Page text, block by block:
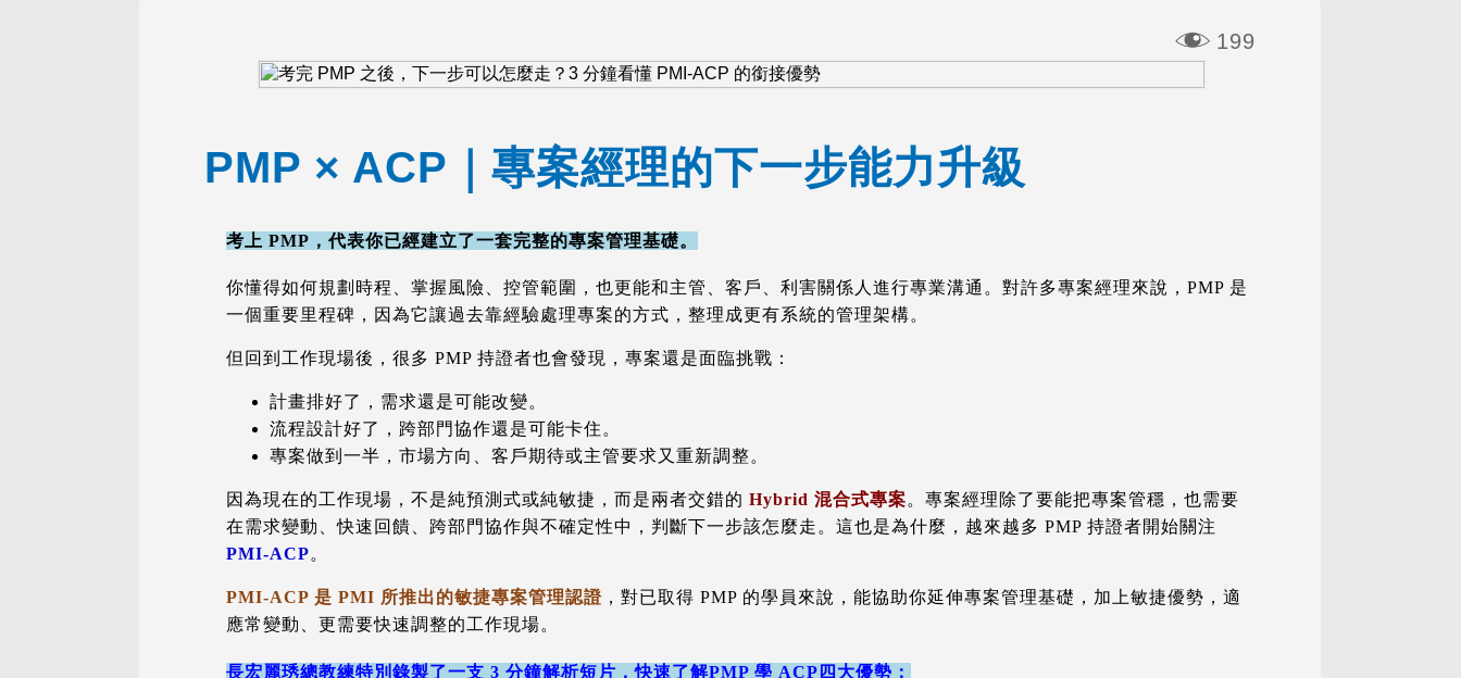
199
PMP × ACP｜專案經理的下一步能力升級
考上 PMP，代表你已經建立了一套完整的專案管理基礎。
你懂得如何規劃時程、掌握風險、控管範圍，也更能和主管、客戶、利害關係人進行專業溝通。對許多專案經理來說，PMP 是
一個重要里程碑，因為它讓過去靠經驗處理專案的方式，整理成更有系統的管理架構。
但回到工作現場後，很多 PMP 持證者也會發現，專案還是面臨挑戰：
計畫排好了，需求還是可能改變。
流程設計好了，跨部門協作還是可能卡住。
專案做到一半，市場方向、客戶期待或主管要求又重新調整。
因為現在的工作現場，不是純預測式或純敏捷，而是兩者交錯的Hybrid 混合式專案。專案經理除了要能把專案管穩，也需要
在需求變動、快速回饋、跨部門協作與不確定性中，判斷下一步該怎麼走。這也是為什麼，越來越多 PMP 持證者開始關注
PMI-ACP。
PMI-ACP 是 PMI 所推出的敏捷專案管理認證 ，對已取得 PMP 的學員來說，能協助你延伸專案管理基礎，加上敏捷優勢，適
應常變動、更需要快速調整的工作現場。
長宏麗琇總教練特別錄製了一支 3 分鐘解析短片，快速了解PMP 學 ACP四大優勢：